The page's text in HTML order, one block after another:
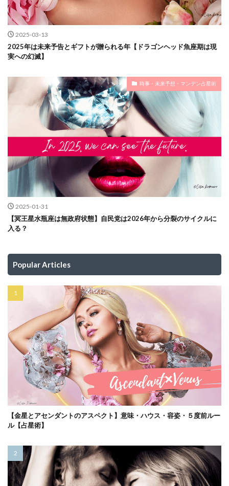
2025-03-13
2025年は未来予告とギフトが贈られる年【ドラゴンヘッド魚座期は現
実への幻滅】
時事・未来予想・マンデン占星術
2025-01-31
【冥王星水瓶座は無政府状態】自民党は2026年から分裂のサイクルに
入る？
Popular Articles
【金星とアセンダントのアスペクト】意味・ハウス・容姿・５度前ルー
ル【占星術】